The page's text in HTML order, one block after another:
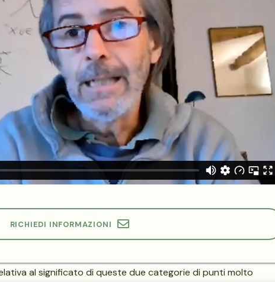
RICHIEDI INFORMAZIONI
al significato di queste due categorie di punti molto